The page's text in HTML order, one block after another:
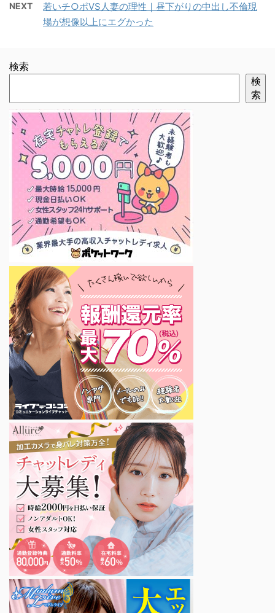
NEXT
若いチ○ポVS人妻の理性｜昼下がりの中出し不倫現
場が想像以上にエグかった
検索
検
索